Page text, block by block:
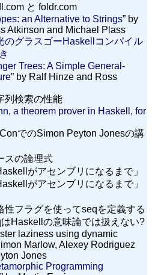
と foldr.com
an Alternative to Strings” by
Atkinson and Michael Plass
のグラスゴーHaskellコンパイル
Trees: A Simple General-
” by Ralf Hinze and Ross
列検索の性能
a theorem prover in Haskell, for
でのSimon Peyton Jonesの講
スの論理式
がアセンブリになるまで」
がアセンブリになるまで」
性フラグを使ってseqを定義する
Haskellの意味論では扱えない?
laziness using dynamic
Marlow, Alexey Rodriguez
Jones
Programming